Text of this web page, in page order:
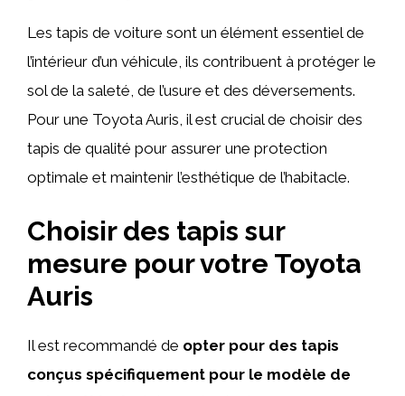
Les tapis de voiture sont un élément essentiel de
l’intérieur d’un véhicule, ils contribuent à protéger le
sol de la saleté, de l’usure et des déversements.
Pour une Toyota Auris, il est crucial de choisir des
tapis de qualité pour assurer une protection
optimale et maintenir l’esthétique de l’habitacle.
Choisir des tapis sur
mesure pour votre Toyota
Auris
Il est recommandé de opter pour des tapis
conçus spécifiquement pour le modèle de